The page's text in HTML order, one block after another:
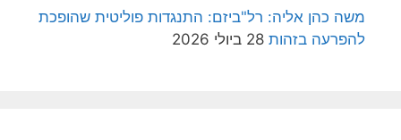
משה כהן אליה: רל"ביזם: התנגדות פוליטית שהופכת
להפרעה בזהות 28 ביולי 2026